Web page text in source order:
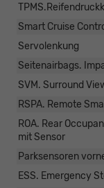
Smart Cruise
Servolenkung
Seitenairbags.
SVM. Surround
RSPA. Remote
ROA. Rear
mit Sensor
Parksensoren
ESS. Emergency